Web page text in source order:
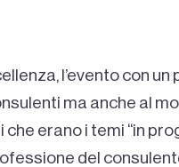
l’evento con
ma anche al
erano i temi “in
del